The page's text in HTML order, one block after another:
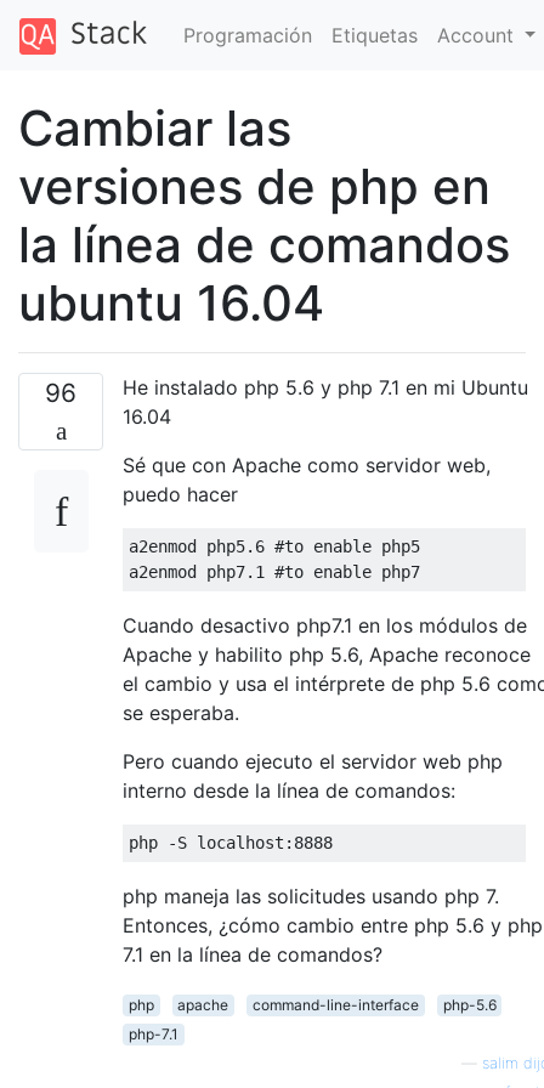
Programación Etiquetas Account
Cambiar las
versiones de php en
la línea de comandos
ubuntu 16.04
96
He instalado php 5.6 y php 7.1 en mi Ubuntu
16.04
Sé que con Apache como servidor web,
puedo hacer
a2enmod php5.6 #to enable php5
a2enmod php7.1 #to enable php7
Cuando desactivo php7.1 en los módulos de
Apache y habilito php 5.6, Apache reconoce
el cambio y usa el intérprete de php 5.6
se esperaba.
Pero cuando ejecuto el servidor web php
interno desde la línea de comandos:
php -S localhost: 8888
php maneja las solicitudes usando php 7.
Entonces, ¿cómo cambio entre php 5.6 y php
7.1 en la línea de comandos?
php apache command-line-interface
php-5.6
php-7.1
salim